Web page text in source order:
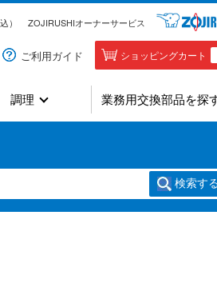
） ZOJIRUSHIオーナーサービス
ご利用ガイド ショッピングカート
調理 業務用交換部品を探
検索す